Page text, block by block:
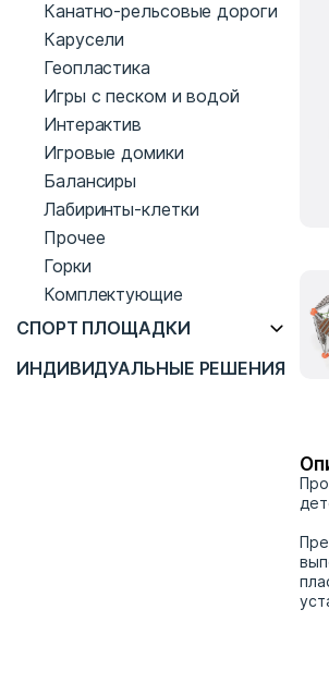
Канатно-рельсовые дороги
Карусели
Геопластика
Игры с песком и водой
Интерактив
Игровые домики
Балансиры
Лабиринты-клетки
Прочее
Горки
Комплектующие
СПОРТ ПЛОЩАДКИ
ИНДИВИДУАЛЬНЫЕ РЕШЕНИЯ